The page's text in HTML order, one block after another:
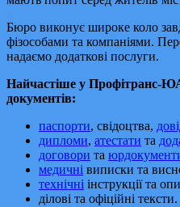
Бюро виконує широке коло
фізособами та компаніями.
надаємо додаткові послуги.
Найчастіше у Профітранс-
документів:
паспорти, свідоцтва,
дипломи, атестати та
договори та
медичні виписки та
технічні інструкції та
ділові та офіційні тексти.